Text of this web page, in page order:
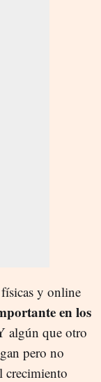
y online
en los
algún que otro
pero no
crecimiento